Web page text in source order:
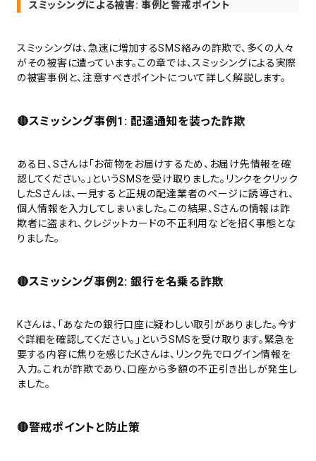
スミッシングによる被害: 事例と警戒ポイント
スミッシングは、急速に増加するSMS絡みの詐欺で、多くの人々
がその被害に遭っています。この章では、スミッシングによる実際
の被害事例と、注意すべきポイントについて詳しく解説します。
🔴スミッシング事例1: 配達通知を装った詐欺
ある日、Sさんは「お荷物をお届けするため、お届け先情報を確
認してください。」というSMSを受け取りました。リンクをクリック
したSさんは、一見すると正規の配達業者のページに誘導され、
個人情報を入力してしまいました。この結果、Sさんの情報は詐
欺者に盗まれ、クレジットカードの不正利用などを招く事態とな
りました。
🔴スミッシング事例2: 銀行を名乗る詐欺
Kさんは、「あなたの銀行口座に疑わしい取引がありました。今す
ぐ詳細を確認してください。」というSMSを受け取ります。緊急を
要する内容に焦りを感じたKさんは、リンク先でログイン情報を
入力。これが詐欺であり、口座から多額の不正引き出しが発生し
ました。
🔴警戒ポイントと防止策